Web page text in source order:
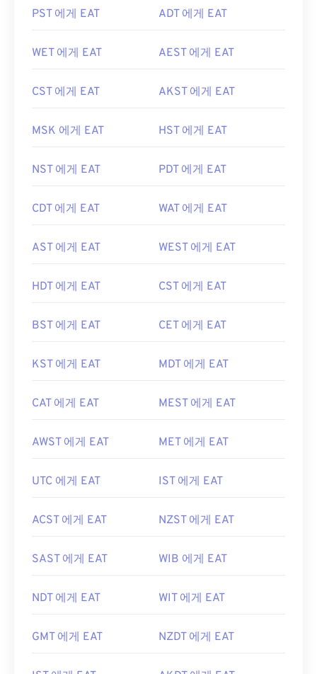
PST 에게 EAT ADT 에게 EAT
WET 에게 EAT AEST 에게 EAT
CST 에게 EAT AKST 에게 EAT
MSK 에게 EAT HST 에게 EAT
NST 에게 EAT PDT 에게 EAT
CDT 에게 EAT WAT 에게 EAT
AST 에게 EAT WEST 에게 EAT
HDT 에게 EAT CST 에게 EAT
BST 에게 EAT CET 에게 EAT
KST 에게 EAT MDT 에게 EAT
CAT 에게 EAT MEST 에게 EAT
AWST 에게 EAT MET 에게 EAT
UTC 에게 EAT IST 에게 EAT
ACST 에게 EAT NZST 에게 EAT
SAST 에게 EAT WIB 에게 EAT
NDT 에게 EAT WIT 에게 EAT
GMT 에게 EAT NZDT 에게 EAT